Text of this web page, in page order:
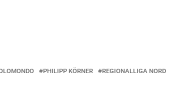
PHILIPP KÖRNER REGIONALLIGA NORD